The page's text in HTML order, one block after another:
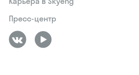
Пресс-центр